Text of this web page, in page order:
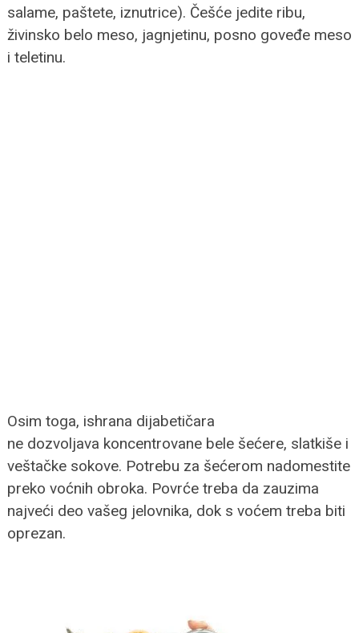
salame, paštete, iznutrice). Češće jedite ribu,
živinsko belo meso, jagnjetinu, posno goveđe meso
i teletinu.
Osim toga, ishrana dijabetičara
ne dozvoljava koncentrovane bele šećere, slatkiše i
veštačke sokove. Potrebu za šećerom nadomestite
preko voćnih obroka. Povrće treba da zauzima
najveći deo vašeg jelovnika, dok s voćem treba biti
oprezan.